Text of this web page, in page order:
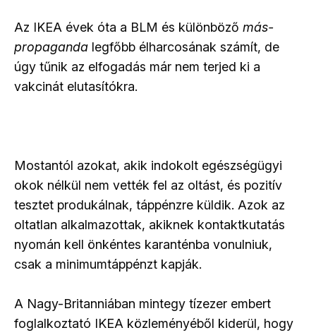
Az IKEA évek óta a BLM és különböző más-
propaganda legfőbb élharcosának számít, de
úgy tűnik az elfogadás már nem terjed ki a
vakcinát elutasítókra.
Mostantól azokat, akik indokolt egészségügyi
okok nélkül nem vették fel az oltást, és pozitív
tesztet produkálnak, táppénzre küldik. Azok az
oltatlan alkalmazottak, akiknek kontaktkutatás
nyomán kell önkéntes karanténba vonulniuk,
csak a minimumtáppénzt kapják.
A Nagy-Britanniában mintegy tízezer embert
foglalkoztató IKEA közleményéből kiderül, hogy